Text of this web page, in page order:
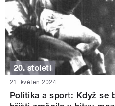
20. století
21. květen 2024
Politika a sport: Když se